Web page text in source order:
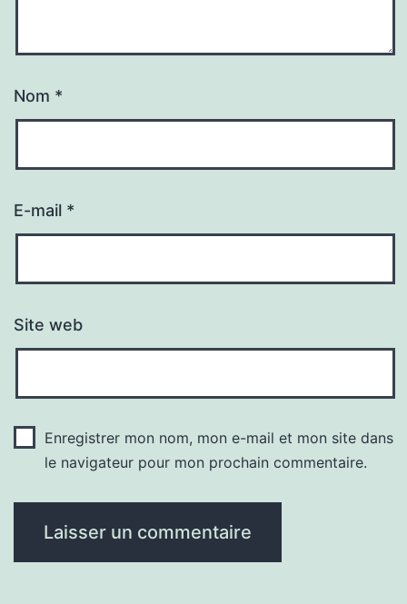
Nom *
E-mail *
Site web
Enregistrer mon nom, mon e-mail et mon site dans
le navigateur pour mon prochain commentaire.